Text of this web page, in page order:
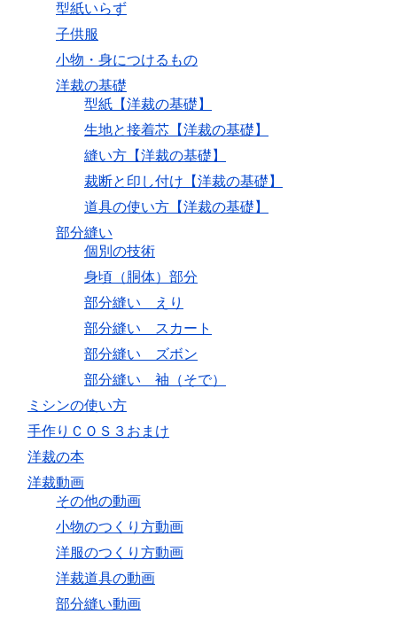
型紙いらず
子供服
小物・身につけるもの
洋裁の基礎
型紙【洋裁の基礎】
生地と接着芯【洋裁の基礎】
縫い方【洋裁の基礎】
裁断と印し付け【洋裁の基礎】
道具の使い方【洋裁の基礎】
部分縫い
個別の技術
身頃（胴体）部分
部分縫い えり
部分縫い スカート
部分縫い ズボン
部分縫い 袖（そで）
ミシンの使い方
手作りＣＯＳ３おまけ
洋裁の本
洋裁動画
その他の動画
小物のつくり方動画
洋服のつくり方動画
洋裁道具の動画
部分縫い動画